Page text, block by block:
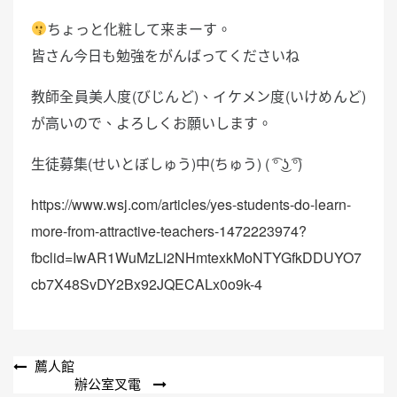
ちょっと化粧して来まーす。
皆さん今日も勉強をがんばってくださいね
教師全員美人度(びじんど)、イケメン度(いけめんど)
が高いので、よろしくお願いします。
生徒募集(せいとぼしゅう)中(ちゅう) ( ͡° ͜ʖ ͡°)
https://www.wsj.com/articles/yes-students-do-learn-
more-from-attractive-teachers-1472223974?
fbclid=IwAR1WuMzLi2NHmtexkMoNTYGfkDDUYO7
cb7X48SvDY2Bx92JQECALx0o9k-4
文 薦人館
辦公室叉電